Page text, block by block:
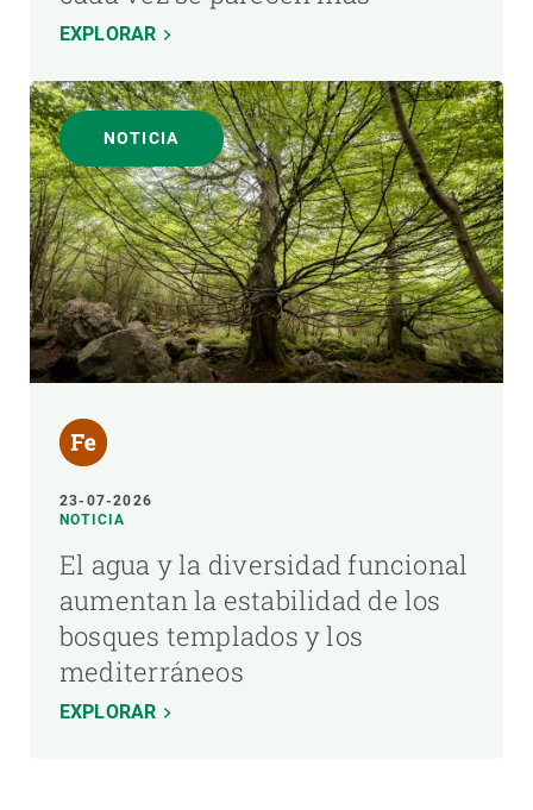
EXPLORAR
NOTICIA
23-07-2026
NOTICIA
El agua y la diversidad funcional
aumentan la estabilidad de los
bosques templados y los
mediterráneos
EXPLORAR